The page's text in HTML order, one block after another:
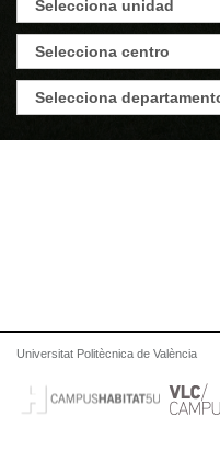
Universitat Politècnica de València